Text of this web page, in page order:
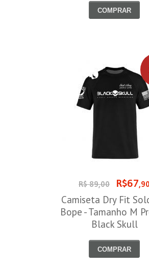
COMPRAR
R$ 89,00 R$67,90
Camiseta Dry Fit
Bope - Tamanho M
Black Skull
COMPRAR